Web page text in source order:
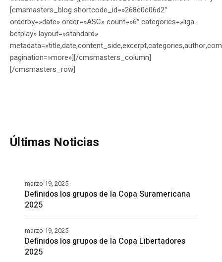
[cmsmasters_blog shortcode_id=»268c0c06d2″
orderby=»date» order=»ASC» count=»6″ categories=»liga-
betplay» layout=»standard»
pagination=»more»][/cmsmasters_column]
[/cmsmasters_row]
Últimas Noticias
Definidos los grupos de la Copa Suramericana
2025
marzo 19, 2025
Definidos los grupos de la Copa Libertadores
2025
marzo 19, 2025